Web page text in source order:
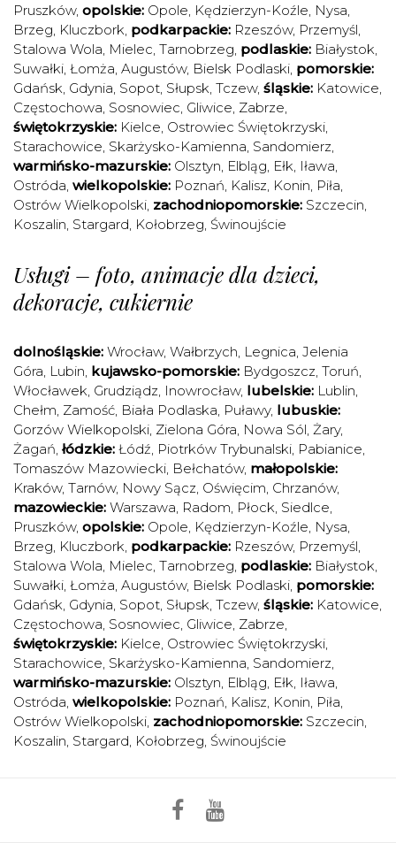
Pruszków, opolskie: Opole, Kędzierzyn-Koźle, Nysa,
Brzeg, Kluczbork, podkarpackie: Rzeszów, Przemyśl,
Stalowa Wola, Mielec, Tarnobrzeg, podlaskie: Białystok,
Suwałki, Łomża, Augustów, Bielsk Podlaski, pomorskie:
Gdańsk, Gdynia, Sopot, Słupsk, Tczew, śląskie: Katowice,
Częstochowa, Sosnowiec, Gliwice, Zabrze,
świętokrzyskie: Kielce, Ostrowiec Świętokrzyski,
Starachowice, Skarżysko-Kamienna, Sandomierz,
warmińsko-mazurskie: Olsztyn, Elbląg, Ełk, Iława,
Ostróda, wielkopolskie: Poznań, Kalisz, Konin, Piła,
Ostrów Wielkopolski, zachodniopomorskie: Szczecin,
Koszalin, Stargard, Kołobrzeg, Świnoujście
Usługi – foto, animacje dla dzieci,
dekoracje, cukiernie
dolnośląskie: Wrocław, Wałbrzych, Legnica, Jelenia
Góra, Lubin, kujawsko-pomorskie: Bydgoszcz, Toruń,
Włocławek, Grudziądz, Inowrocław, lubelskie: Lublin,
Chełm, Zamość, Biała Podlaska, Puławy, lubuskie:
Gorzów Wielkopolski, Zielona Góra, Nowa Sól, Żary,
Żagań, łódzkie: Łódź, Piotrków Trybunalski, Pabianice,
Tomaszów Mazowiecki, Bełchatów, małopolskie:
Kraków, Tarnów, Nowy Sącz, Oświęcim, Chrzanów,
mazowieckie: Warszawa, Radom, Płock, Siedlce,
Pruszków, opolskie: Opole, Kędzierzyn-Koźle, Nysa,
Brzeg, Kluczbork, podkarpackie: Rzeszów, Przemyśl,
Stalowa Wola, Mielec, Tarnobrzeg, podlaskie: Białystok,
Suwałki, Łomża, Augustów, Bielsk Podlaski, pomorskie:
Gdańsk, Gdynia, Sopot, Słupsk, Tczew, śląskie: Katowice,
Częstochowa, Sosnowiec, Gliwice, Zabrze,
świętokrzyskie: Kielce, Ostrowiec Świętokrzyski,
Starachowice, Skarżysko-Kamienna, Sandomierz,
warmińsko-mazurskie: Olsztyn, Elbląg, Ełk, Iława,
Ostróda, wielkopolskie: Poznań, Kalisz, Konin, Piła,
Ostrów Wielkopolski, zachodniopomorskie: Szczecin,
Koszalin, Stargard, Kołobrzeg, Świnoujście